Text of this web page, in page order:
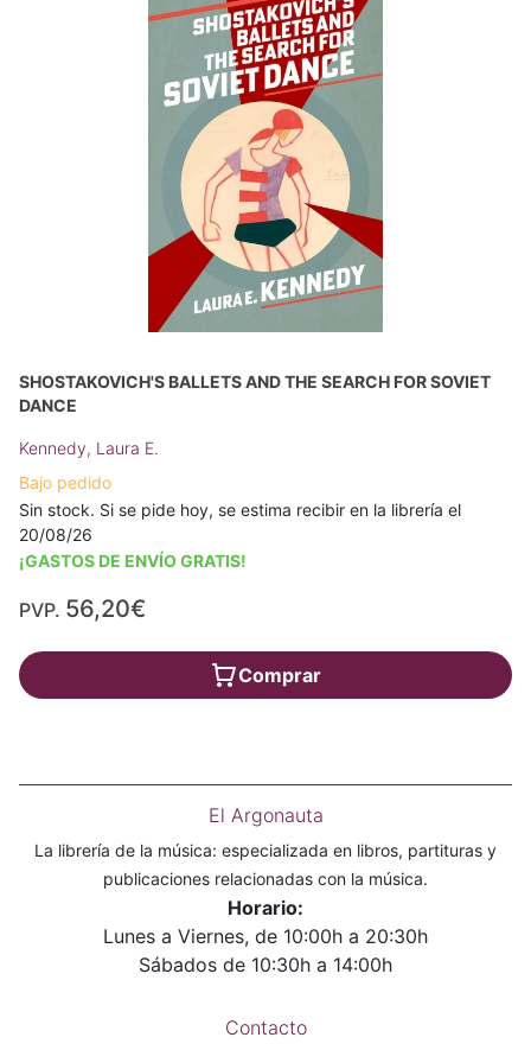
SHOSTAKOVICH'S BALLETS AND THE SEARCH FOR SOVIET
DANCE
Kennedy, Laura E.
Bajo pedido
Sin stock. Si se pide hoy, se estima recibir en la librería el
20/08/26
¡GASTOS DE ENVÍO GRATIS!
PVP. 56,20€
Comprar
El Argonauta
La librería de la música: especializada en libros, partituras y
publicaciones relacionadas con la música.
Horario:
Lunes a Viernes, de 10:00h a 20:30h
Sábados de 10:30h a 14:00h
Contacto